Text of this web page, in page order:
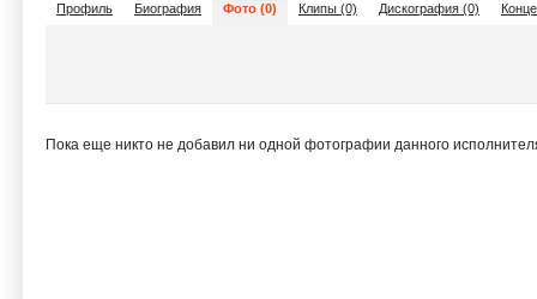
Профиль Биография Фото (0) Клипы (0) Дискография (0)
Пока еще никто не добавил ни одной фотографии данного